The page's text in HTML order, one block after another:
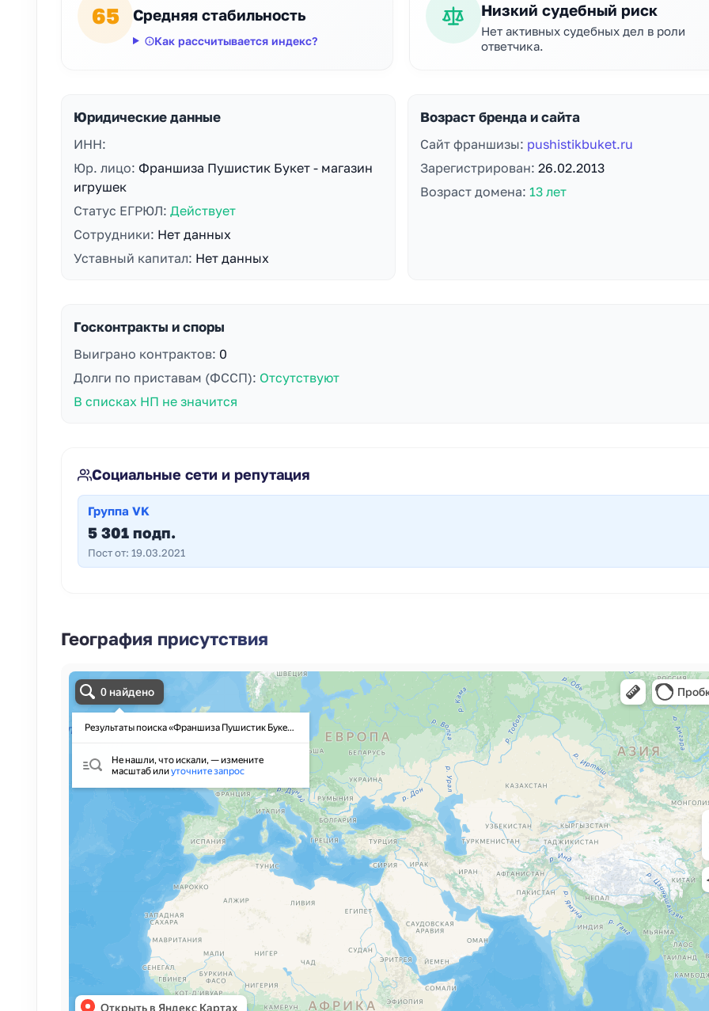
65 Средняя стабильность
Как рассчитывается индекс?
Низкий судебный риск
Нет активных судебных дел в роли
ответчика.
Юридические данные
ИНН:
Юр. лицо: Франшиза Пушистик Букет - магазин
игрушек
Статус ЕГРЮЛ: Действует
Сотрудники: Нет данных
Уставный капитал: Нет данных
Возраст бренда и сайта
Сайт франшизы: pushistikbuket.ru
Зарегистрирован: 26.02.2013
Возраст домена: 13 лет
Госконтракты и споры
Выиграно контрактов: 0
Долги по приставам (ФССП): Отсутствуют
В списках НП не значится
Социальные сети и репутация
Группа VK
5 301 подп.
Пост от: 19.03.2021
География присутствия